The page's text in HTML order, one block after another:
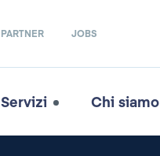
PARTNER JOBS
Servizi Chi siamo